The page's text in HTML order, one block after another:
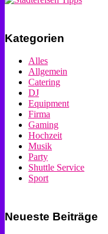
Kategorien
Alles
Allgemein
Catering
DJ
Equipment
Firma
Gaming
Hochzeit
Musik
Party
Shuttle Service
Sport
Neueste Beiträge